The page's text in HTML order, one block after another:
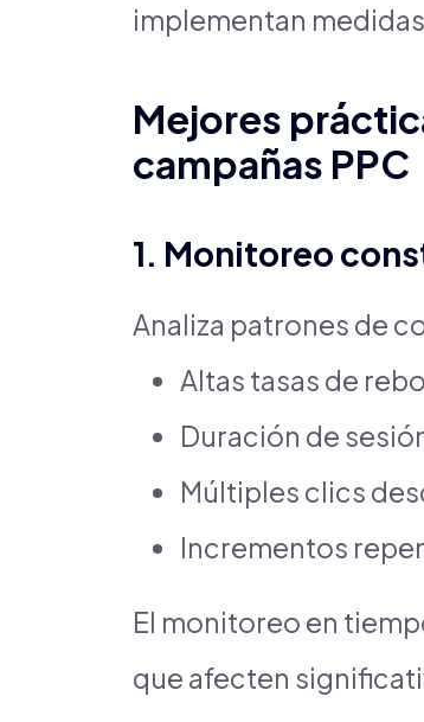
implementan
Mejores
campañas PPC
1. Monitoreo
Analiza patrones de
Altas tasas de
Duración de
Múltiples clics
Incrementos
El monitoreo en
que afecten